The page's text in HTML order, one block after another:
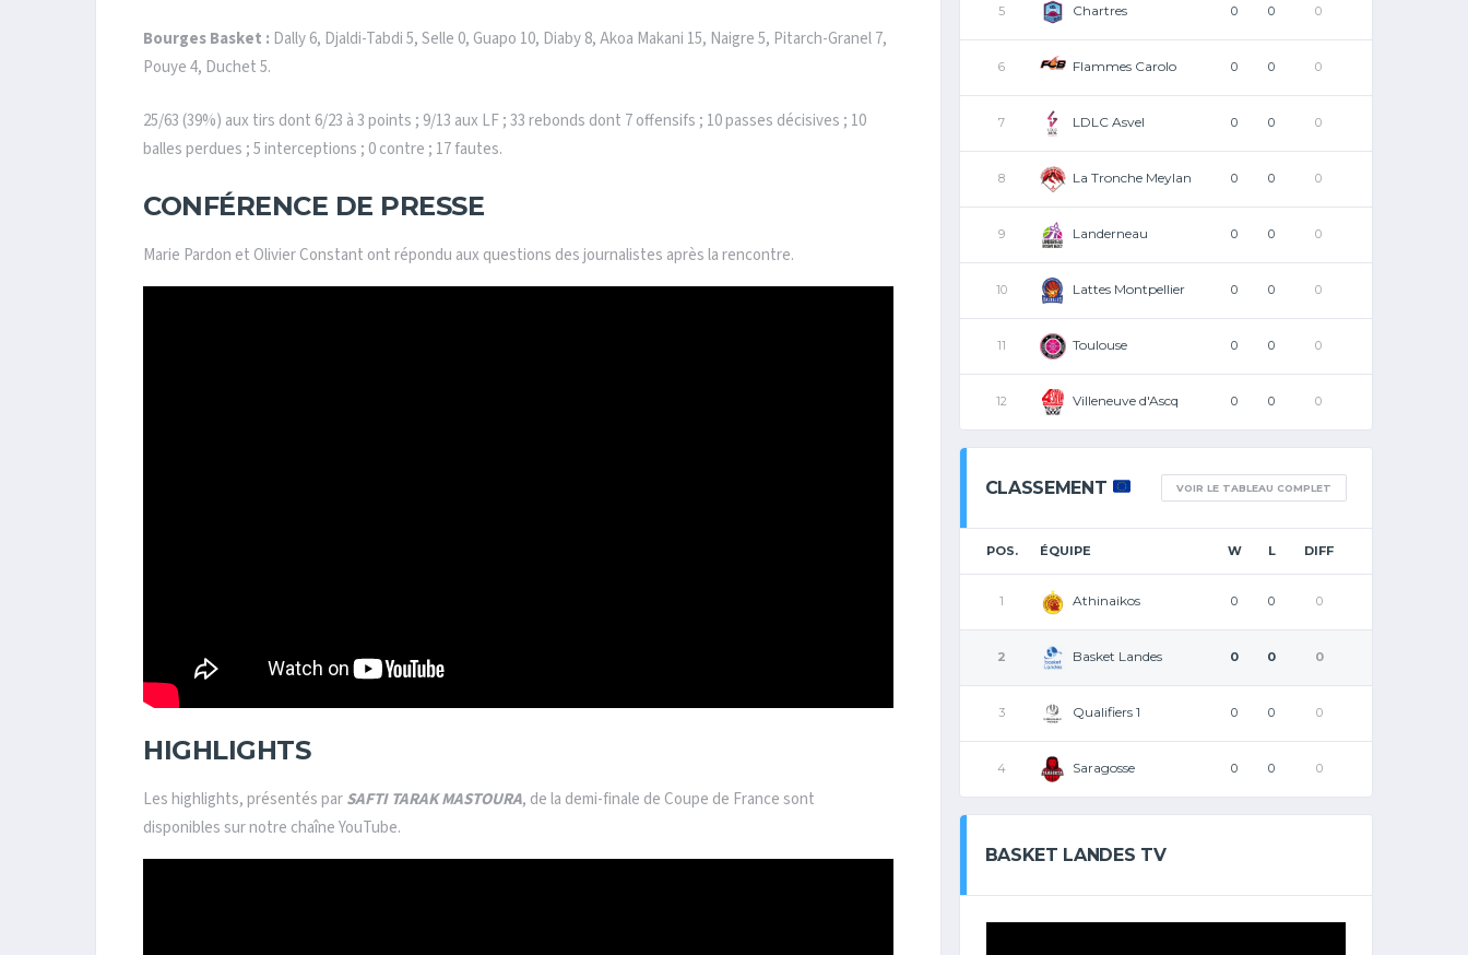
Bourges Basket : Dally 6, Djaldi-Tabdi 5, Selle 0, Guapo 10, Diaby 8, Akoa Makani 15, Naigre 5, Pitarch-Granel 7,
Pouye 4, Duchet 5.
25/63 (39%) aux tirs dont 6/23 à 3 points ; 9/13 aux LF ; 33 rebonds dont 7 offensifs ; 10 passes décisives ; 10
balles perdues ; 5 interceptions ; 0 contre ; 17 fautes.
CONFÉRENCE DE PRESSE
Marie Pardon et Olivier Constant ont répondu aux questions des journalistes après la rencontre.
HIGHLIGHTS
Les highlights, présentés parSAFTI TARAK MASTOURA, de la demi-finale de Coupe de France sont
disponibles sur notre chaîne YouTube.
5 Chartres 0 0 0
6 Flammes Carolo 0 0 0
7 LDLC Asvel 0 0 0
8 La Tronche Meylan 0 0 0
9 Landerneau 0 0 0
10 Lattes Montpellier 0 0 0
11 Toulouse 0 0 0
12 Villeneuve d'Ascq 0 0 0
CLASSEMENT VOIR LE TABLEAU COMPLET
POS. ÉQUIPE W L DIFF
1 Athinaikos 0 0 0
2 Basket Landes 0 0 0
3 Qualifiers 1 0 0 0
4 Saragosse 0 0 0
BASKET LANDES TV